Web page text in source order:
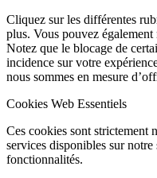
Cliquez sur les différentes
plus. Vous pouvez
Notez que le blocage de
incidence sur votre
nous sommes en mesure
Cookies Web Essentiels
Ces cookies sont strictement
services disponibles sur
fonctionnalités.